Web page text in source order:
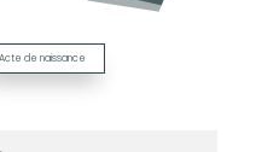
Acte de naissance